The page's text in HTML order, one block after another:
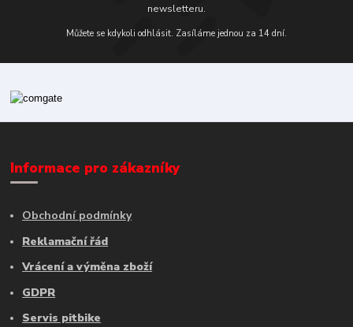
newsletteru.
Můžete se kdykoli odhlásit. Zasíláme jednou za 14 dní.
Informace pro zákazníky
Obchodní podmínky
Reklamační řád
Vrácení a výměna zboží
GDPR
Servis pitbike